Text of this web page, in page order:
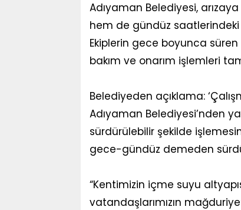
Adıyaman Belediyesi,
hem de gündüz saatlerindeki
Ekiplerin gece boyunca süren
bakım ve onarım işlemleri
Belediyeden açıklama:
Adıyaman Belediyesi’nden
sürdürülebilir şekilde
gece-gündüz demeden
“Kentimizin içme suyu
vatandaşlarımızın